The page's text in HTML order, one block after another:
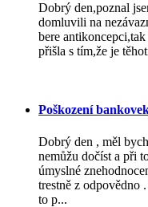
Dobrý den,poznal
domluvili na
bere
přišla s tím,že je
Poškození
Dobrý den , měl
nemůžu dočíst a při
úmyslné
trestně z odpovědno
to p...